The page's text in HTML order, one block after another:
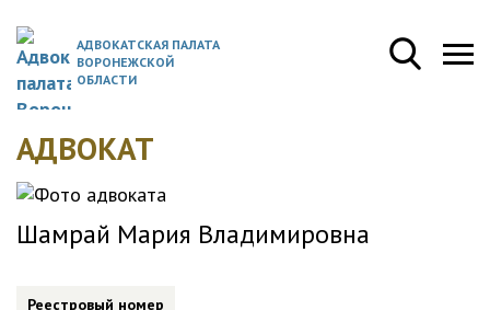
АДВОКАТСКАЯ ПАЛАТА
ВОРОНЕЖСКОЙ
ОБЛАСТИ
АДВОКАТ
Шамрай Мария Владимировна
Реестровый номер